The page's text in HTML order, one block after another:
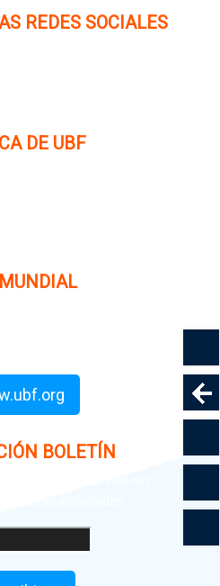
REDES SOCIALES
DE UBF
BOLETÍN